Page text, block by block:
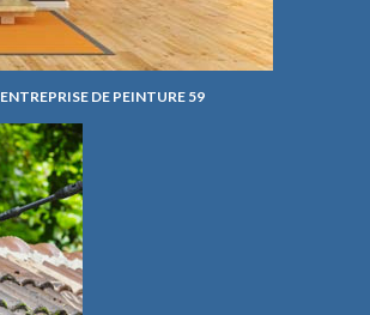
ENTREPRISE DE PEINTURE 59